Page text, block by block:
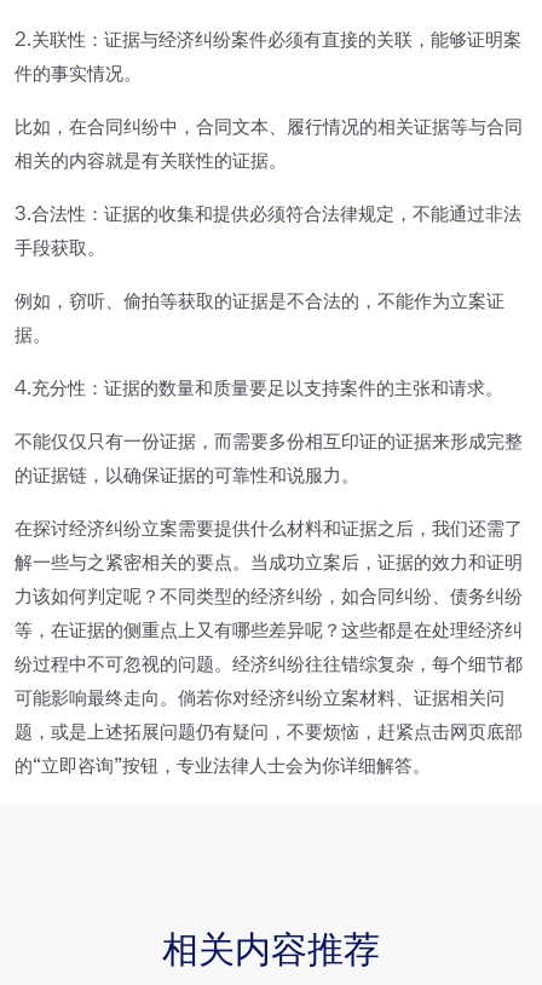
2.关联性：证据与经济纠纷案件必须有直接的关联，能够证明案
件的事实情况。
比如，在合同纠纷中，合同文本、履行情况的相关证据等与合同
相关的内容就是有关联性的证据。
3.合法性：证据的收集和提供必须符合法律规定，不能通过非法
手段获取。
例如，窃听、偷拍等获取的证据是不合法的，不能作为立案证
据。
4.充分性：证据的数量和质量要足以支持案件的主张和请求。
不能仅仅只有一份证据，而需要多份相互印证的证据来形成完整
的证据链，以确保证据的可靠性和说服力。
在探讨经济纠纷立案需要提供什么材料和证据之后，我们还需了
解一些与之紧密相关的要点。当成功立案后，证据的效力和证明
力该如何判定呢？不同类型的经济纠纷，如合同纠纷、债务纠纷
等，在证据的侧重点上又有哪些差异呢？这些都是在处理经济纠
纷过程中不可忽视的问题。经济纠纷往往错综复杂，每个细节都
可能影响最终走向。倘若你对经济纠纷立案材料、证据相关问
题，或是上述拓展问题仍有疑问，不要烦恼，赶紧点击网页底部
的“立即咨询”按钮，专业法律人士会为你详细解答。
相关内容推荐